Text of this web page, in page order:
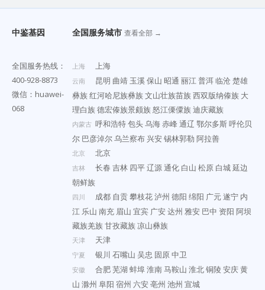
中鉴基因
全国服务热线：
400-928-8873
微信：huawei-
068
全国服务城市 查看全部 →
上海 上海
云南 昆明 曲靖 玉溪保山 昭通 丽江普洱临沧楚雄
彝族红河哈尼族彝族文山壮族苗族西双版纳傣族 大
理白族德宏傣族景颇族怒江傈僳族迪庆藏族
内蒙古 呼和浩特包头乌海赤峰通辽 鄂尔多斯呼伦贝
尔 巴彦淖尔乌兰察布 兴安锡林郭勒 阿拉善
北京 北京
吉林 长春 吉林 四平辽源通化 白山 松原 白城延边
朝鲜族
四川 成都 自贡攀枝花泸州 德阳 绵阳 广元遂宁 内
江 乐山 南充 眉山 宜宾 广安达州 雅安 巴中 资阳 阿坝
藏族羌族甘孜藏族凉山彝族
天津 天津
宁夏 银川 石嘴山 吴忠 固原中卫
安徽 合肥芜湖 蚌埠淮南马鞍山 淮北铜陵 安庆黄
山 滁州 阜阳 宿州 六安亳州 池州 宣城